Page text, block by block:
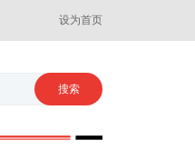
设为首页